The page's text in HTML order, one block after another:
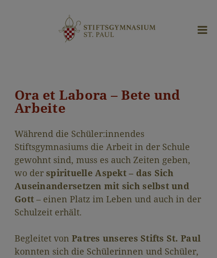
Ora et Labora – Bete und
Arbeite
Während die Schüler:innendes
Stiftsgymnasiums die Arbeit in der Schule
gewohnt sind, muss es auch Zeiten geben,
wo der spirituelle Aspekt – das Sich
Auseinandersetzen mit sich selbst und
Gott – einen Platz im Leben und auch in der
Schulzeit erhält.
Begleitet von Patres unseres Stifts St. Paul
konnten sich die Schülerinnen und Schüler,